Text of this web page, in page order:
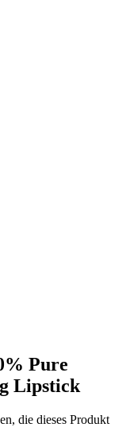
Pure
Lipstick
die dieses Produkt